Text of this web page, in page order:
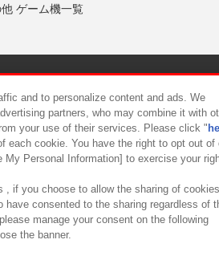
ゲーム機一覧
について カスタマーハラスメント対応
and to personalize content and ads. We
partners, who may combine it with
your use of their services. Please click "
each cookie. You have the right to opt out of
Personal Information] to exercise your
, if you choose to allow the sharing of cookies
have consented to the sharing regardless of
manage your consent on the following
the banner.